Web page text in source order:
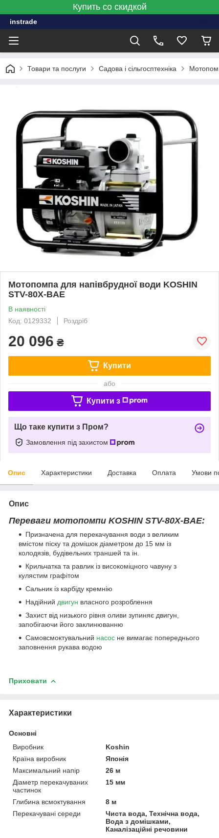
Купить со скидкой
instrade
Товари та послуги Садова і сільгосптехніка
Мотопомпа для напівбрудної води KOSHIN
STV-80X-BAE
В наявності
Код: 0129332
Роздріб
20 096 ₴
Купити
або
Купити з
Що таке купити з Пром?
Замовлення під захистом
Опис Характеристики Доставка Оплата Умови
Опис
Переваги мотопомпи KOSHIN STV-80X-BAE:
Призначена для перекачування води з великим
вмістом піску та домішок діаметром до 15 мм із
колодязів, будівельних траншей та ін.
Крильчатка та равлик із високоміцного чавуну з
кулястим графітом
Сальник із карбіду кремнію
Надійний двигун власного розроблення
Захист від низького рівня оливи зупиняє двигун,
запобігаючи його заклинюванню
Самовсмоктувальний насос не вимагає попереднього
заповнення рукава водою
Приховати
Характеристики
Основні
Виробник
Koshin
Країна виробник
Японія
Максимальний напір
26 м
Діаметр перекачуваних
частинок
15 мм
Глибина всмоктування
8 м
Перекачувані середи
Чиста вода, Технічна вода,
Вода з домішками,
Каналізаційні речовини